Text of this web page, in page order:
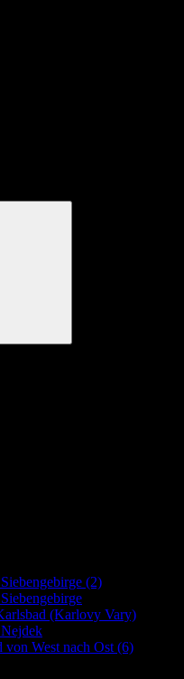
(2)
(Karlovy Vary)
West nach Ost (6)